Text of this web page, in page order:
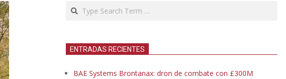
Search
ENTRADAS RECIENTES
BAE Systems Brontanax: dron de combate con £300M